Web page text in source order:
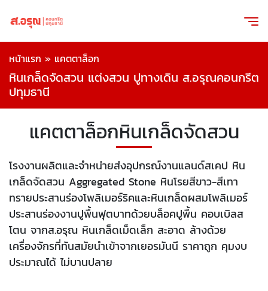
หน้าแรก » แคตตาล็อก
หินเกล็ดจัดสวน แต่งสวน ปูทางเดิน ส.อรุณคอนกรีต
ปทุมธานี
แคตตาล็อกหินเกล็ดจัดสวน
โรงงานผลิตและจำหน่ายส่งอุปกรณ์งานแลนด์สเคป หิน
เกล็ดจัดสวน Aggregated Stone หินโรยสีขาว-สีเทา
ทรายประสานร่องโพลิเมอร์ริคและหินเกล็ดผสมโพลิเมอร์
ประสานร่องงานปูพื้นฟุตบาทด้วยบล็อคปูพื้น คอบเบิลส
โตน จากส.อรุณ หินเกล็ดเม็ดเล็ก สะอาด ล้างด้วย
เครื่องจักรที่ทันสมัยนำเข้าจากเยอรมันนี ราคาถูก คุมงบ
ประมาณได้ ไม่บานปลาย